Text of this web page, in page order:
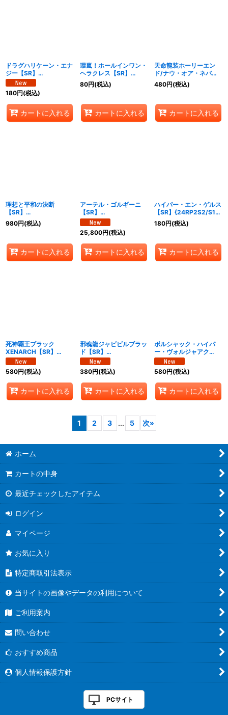
ドラグハリケーン・エナ
ジー【SR】
{24RP2TR7/TR11}《自
然》
180円(税込)
カートに入れる
環嵐！ホールインワン・
ヘラクレス【SR】
{24RP2TR8/TR11}《自
然》
80円(税込)
カートに入れる
天命龍装ホーリーエン
ド/ナウ・オア・ネバー
【SR】
{24RP2TR9/TR11}
480円(税込)
カートに入れる
理想と平和の決断
【SR】
{24RP2TR10/TR11}
《多》
980円(税込)
カートに入れる
アーテル・ゴルギーニ
【SR】
{24RP2SP2/SP5}
《闇》
25,800円(税込)
カートに入れる
ハイパー・エン・ゲルス
【SR】{24RP2S2/S10}
《光》
180円(税込)
カートに入れる
死神覇王ブラック
XENARCH【SR】
{24RP2S5/S10}《闇》
580円(税込)
カートに入れる
邪魂龍ジャビビルブラッ
ド【SR】
{24RP2S6/S10}《闇》
380円(税込)
カートに入れる
ボルシャック・ハイパ
ー・ヴォルジャアク
【SR】{24RP2S7/S10}
《火》
580円(税込)
カートに入れる
1 2 3 ... 5 次»
ホーム
カートの中身
最近チェックしたアイテム
ログイン
マイページ
お気に入り
特定商取引法表示
当サイトの画像やデータの利用について
ご利用案内
問い合わせ
おすすめ商品
個人情報保護方針
PCサイト